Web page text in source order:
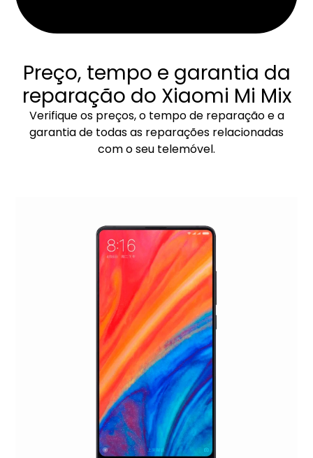
Preço, tempo e garantia da
reparação do Xiaomi Mi Mix
Verifique os preços, o tempo de reparação e a
garantia de todas as reparações relacionadas
com o seu telemóvel.